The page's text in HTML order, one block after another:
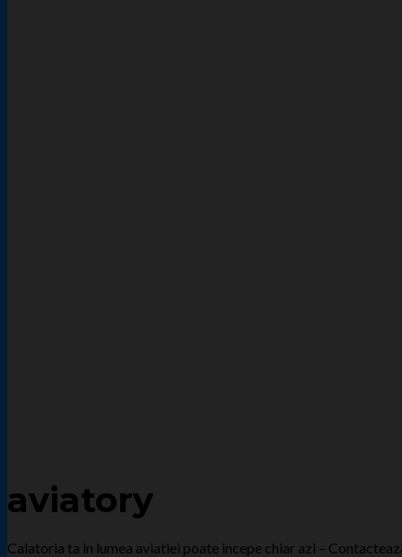
aviatory
Calatoria ta in lumea aviatiei poate incepe chiar azi –